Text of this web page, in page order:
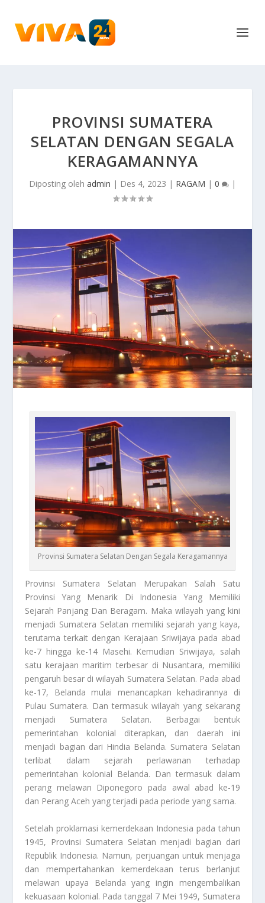
PROVINSI SUMATERA
SELATAN DENGAN SEGALA
KERAGAMANNYA
Diposting oleh admin | Des 4, 2023 | RAGAM | 0 |
Provinsi Sumatera Selatan Dengan Segala Keragamannya
Provinsi Sumatera Selatan
Merupakan Salah Satu
Provinsi Yang Menarik Di Indonesia Yang Memiliki
Sejarah Panjang Dan Beragam. Maka wilayah yang kini
menjadi Sumatera Selatan memiliki sejarah yang kaya,
terutama terkait dengan Kerajaan Sriwijaya pada abad
ke-7 hingga ke-14 Masehi. Kemudian Sriwijaya, salah
satu kerajaan maritim terbesar di Nusantara, memiliki
pengaruh besar di wilayah Sumatera Selatan. Pada abad
ke-17, Belanda mulai menancapkan kehadirannya di
Pulau Sumatera. Dan termasuk wilayah yang sekarang
menjadi Sumatera Selatan. Berbagai bentuk
pemerintahan kolonial diterapkan, dan daerah ini
menjadi bagian dari Hindia Belanda. Sumatera Selatan
terlibat dalam sejarah perlawanan terhadap
pemerintahan kolonial Belanda. Dan termasuk dalam
perang melawan Diponegoro pada awal abad ke-19
dan Perang Aceh yang terjadi pada periode yang sama.
Setelah proklamasi kemerdekaan Indonesia pada tahun
1945, Provinsi Sumatera Selatan menjadi bagian dari
Republik Indonesia. Namun, perjuangan untuk menjaga
dan mempertahankan kemerdekaan terus berlanjut
melawan upaya Belanda yang ingin mengembalikan
kekuasaan kolonial. Pada tanggal 7 Mei 1949, Sumatera